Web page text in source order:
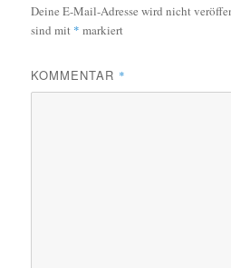
Deine E-Mail-Adresse wird nicht
sind mit * markiert
KOMMENTAR *